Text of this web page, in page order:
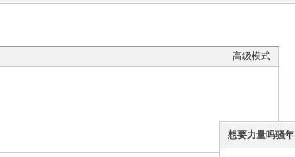
高级模式
想要力量吗骚年